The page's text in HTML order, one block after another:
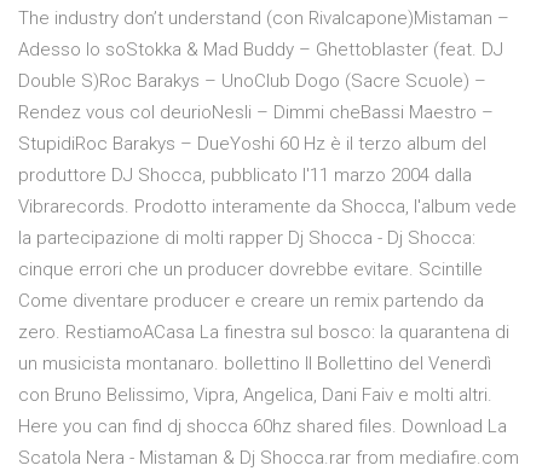
The industry don’t understand (con Rivalcapone)Mistaman –
Adesso lo soStokka & Mad Buddy – Ghettoblaster (feat. DJ
Double S)Roc Barakys – UnoClub Dogo (Sacre Scuole) –
Rendez vous col deurioNesli – Dimmi cheBassi Maestro –
StupidiRoc Barakys – DueYoshi 60 Hz è il terzo album del
produttore DJ Shocca, pubblicato l'11 marzo 2004 dalla
Vibrarecords. Prodotto interamente da Shocca, l'album vede
la partecipazione di molti rapper Dj Shocca - Dj Shocca:
cinque errori che un producer dovrebbe evitare. Scintille
Come diventare producer e creare un remix partendo da
zero. RestiamoACasa La finestra sul bosco: la quarantena di
un musicista montanaro. bollettino Il Bollettino del Venerdì
con Bruno Belissimo, Vipra, Angelica, Dani Faiv e molti altri.
Here you can find dj shocca 60hz shared files. Download La
Scatola Nera - Mistaman & Dj Shocca.rar from mediafire.com